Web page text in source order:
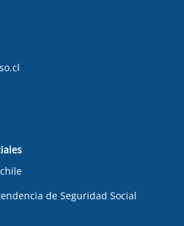
de Seguridad Social